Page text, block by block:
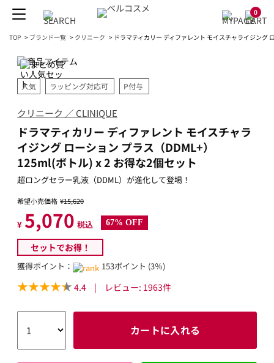
0
TOP > ブランド一覧 > クリニーク > ドラマティカリー ディファレント モイスチャライジン
人気 ラッピング対応可 P付与
クリニーク ／ CLINIQUE
ドラマティカリー ディファレント モイスチャラ
イジング ローション プラス（DDML+）
125ml(ボトル) x 2 お得な2個セット
超ロングセラー乳液（DDML）が進化して登場！
希望小売価格 ¥15,620
¥ 5,070 税込 67% OFF
セットでお得！
獲得ポイント： 153ポイント (3％)
4.4 | レビュー: 1963件
カートに入れる